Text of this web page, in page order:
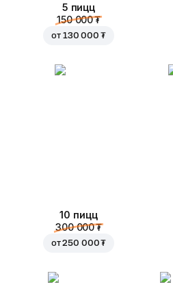
5 пицц
150 000 ₮
от 130 000 ₮
10 пицц
300 000 ₮
от250 000 ₮